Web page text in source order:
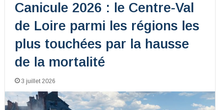
Canicule 2026 : le Centre-Val
de Loire parmi les régions les
plus touchées par la hausse
de la mortalité
3 juillet 2026